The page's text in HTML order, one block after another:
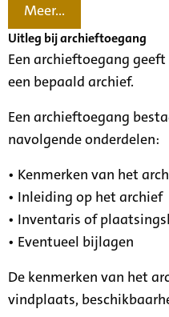
Meer...
Uitleg bij archieftoegang
Een archieftoegang
een bepaald archief.
Een archieftoegang
navolgende onderdelen:
• Kenmerken van het
• Inleiding op het archief
• Inventaris of
• Eventueel bijlagen
De kenmerken van het
vindplaats,